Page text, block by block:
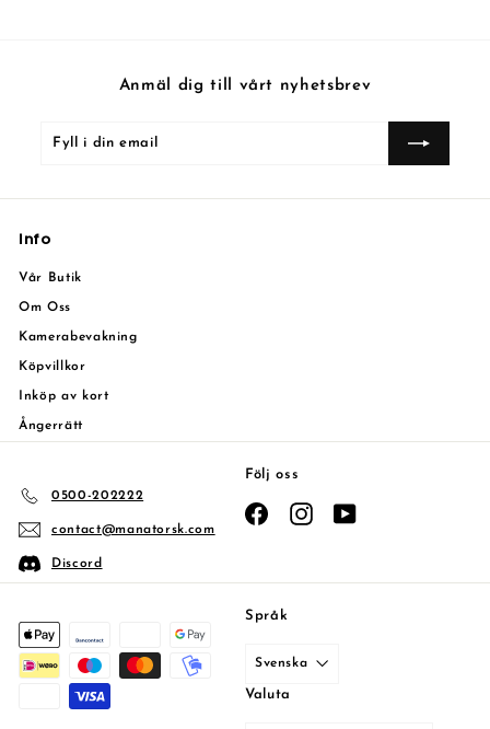
Anmäl dig till vårt nyhetsbrev
Fyll
email
Prenumerera
Info
Vår Butik
Om Oss
Kamerabevakning
Köpvillkor
Inköp av kort
Ångerrätt
0500-202222
contact@manatorsk.com
Discord
Följ oss
FacebookInstagram
Språk
Svenska
Valuta